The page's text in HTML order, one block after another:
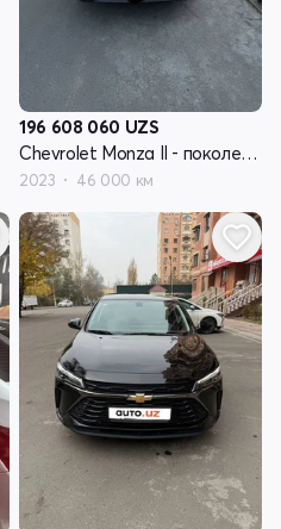
196 608 060 UZS
Chevrolet Monza II - поколение рестайлинг
2023 46 000 км